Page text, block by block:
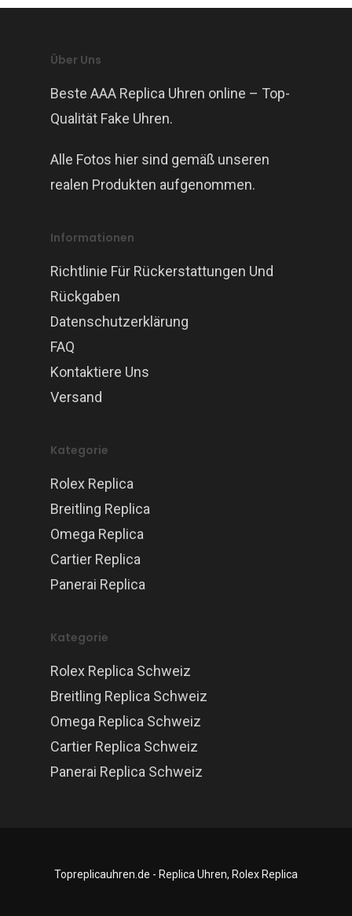
Über Uns
Beste AAA Replica Uhren online – Top-
Qualität Fake Uhren.
Alle Fotos hier sind gemäß unseren
realen Produkten aufgenommen.
Informationen
Richtlinie Für Rückerstattungen Und
Rückgaben
Datenschutzerklärung
FAQ
Kontaktiere Uns
Versand
Kategorie
Rolex Replica
Breitling Replica
Omega Replica
Cartier Replica
Panerai Replica
Kategorie
Rolex Replica Schweiz
Breitling Replica Schweiz
Omega Replica Schweiz
Cartier Replica Schweiz
Panerai Replica Schweiz
Topreplicauhren.de - Replica Uhren, Rolex Replica